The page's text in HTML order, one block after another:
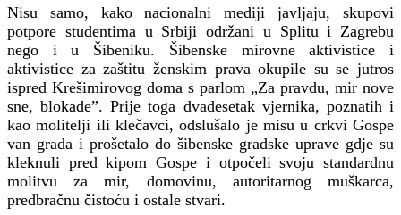
Nisu samo, kako nacionalni mediji javljaju, skupovi
potpore studentima u Srbiji održani u Splitu i Zagrebu
nego i u Šibeniku. Šibenske mirovne aktivistice i
aktivistice za zaštitu ženskim prava okupile su se jutros
ispred Krešimirovog doma s parlom „Za pravdu, mir nove
sne, blokade”. Prije toga dvadesetak vjernika, poznatih i
kao molitelji ili klečavci, odslušalo je misu u crkvi Gospe
van grada i prošetalo do šibenske gradske uprave gdje su
kleknuli pred kipom Gospe i otpočeli svoju standardnu
molitvu za mir, domovinu, autoritarnog muškarca,
predbračnu čistoću i ostale stvari.